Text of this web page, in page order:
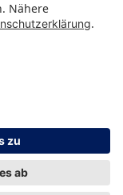
DATENSCHUTZ